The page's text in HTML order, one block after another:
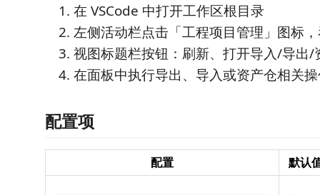
在 VSCode 中打开工作区根目录
左侧活动栏点击「工程项目管理」图标
视图标题栏按钮：刷新、打开导入/导出/
在面板中执行导出、导入或资产仓相关
配置项
配置 默认